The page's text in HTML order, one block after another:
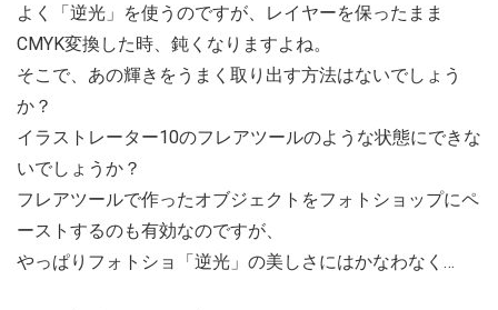
よく「逆光」を使うのですが、レイヤーを保ったまま
CMYK変換した時、鈍くなりますよね。
そこで、あの輝きをうまく取り出す方法はないでしょう
か？
イラストレーター10のフレアツールのような状態にできな
いでしょうか？
フレアツールで作ったオブジェクトをフォトショップにペ
ーストするのも有効なのですが、
やっぱりフォトショ「逆光」の美しさにはかなわなく…